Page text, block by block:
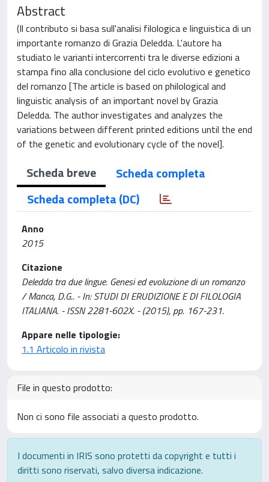
Abstract
(Il contributo si basa sull'analisi filologica e linguistica di un
importante romanzo di Grazia Deledda. L'autore ha
studiato le varianti intercorrenti tra le diverse edizioni a
stampa fino alla conclusione del ciclo evolutivo e genetico
del romanzo [The article is based on philological and
linguistic analysis of an important novel by Grazia
Deledda. The author investigates and analyzes the
variations between different printed editions until the end
of the genetic and evolutionary cycle of the novel].
Scheda breve
Scheda completa
Scheda completa (DC)
Anno
2015
Citazione
Deledda tra due lingue. Genesi ed evoluzione di un romanzo
/ Manca, D.G.. - In: STUDI DI ERUDIZIONE E DI FILOLOGIA
ITALIANA. - ISSN 2281-602X. - (2015), pp. 167-231.
Appare nelle tipologie:
1.1 Articolo in rivista
File in questo prodotto:
Non ci sono file associati a questo prodotto.
I documenti in IRIS sono protetti da copyright e tutti i
diritti sono riservati, salvo diversa indicazione.